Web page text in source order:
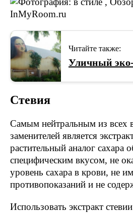
Читайте также:
Уличный
Стевия
Самым нейтральным из всех
заменителей является
растительный аналог сахара
специфическим вкусом, не
уровень сахара в крови, не
противопоказаний и не
Использовать экстракт